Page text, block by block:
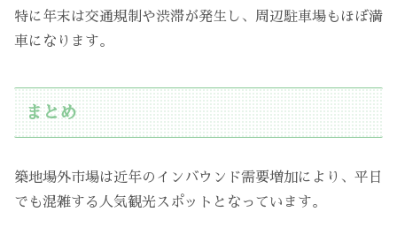
特に年末は交通規制や渋滞が発生し、周辺駐車場もほぼ満
車になります。
まとめ
築地場外市場は近年のインバウンド需要増加により、平日
でも混雑する人気観光スポットとなっています。